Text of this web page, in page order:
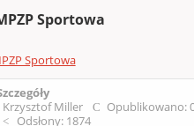
Sportowa
Sportowa
Krzysztof Miller
Opublikowano:
Odsłony: 1874